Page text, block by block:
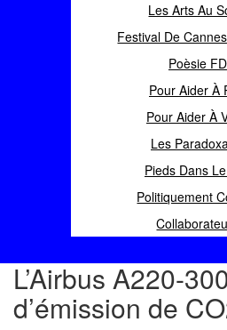
Les Arts Au
Festival De
Poèsie FD
Pour Aider À
Pour Aider À
Les
Pieds Dans
Politiquement
L’Airbus A220-
d’émission de